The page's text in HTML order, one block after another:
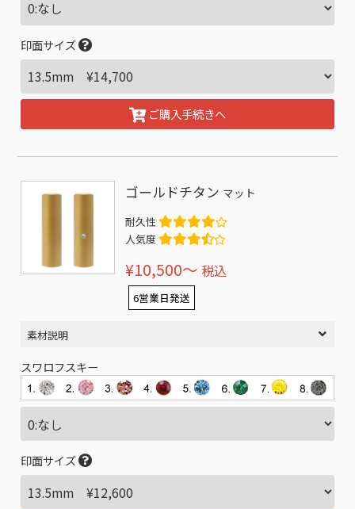
印面サイズ
ご購入手続きへ
ゴールドチタン マット
耐久性
人気度
¥10,500〜 税込
6営業日発送
素材説明
スワロフスキー
印面サイズ